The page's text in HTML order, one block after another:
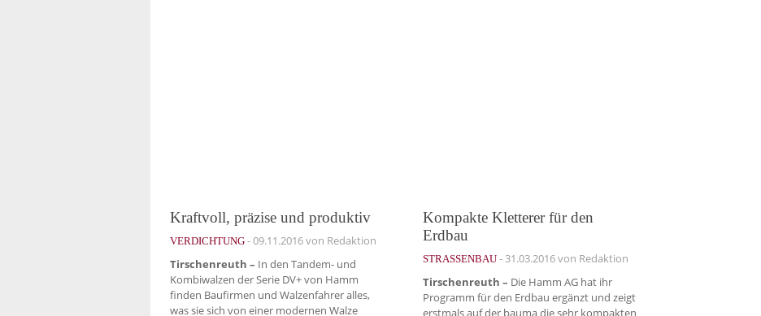
Kraftvoll, präzise und produktiv
VERDICHTUNG -09.11.2016von Redaktion
Tirschenreuth – In den Tandem- und
Kombiwalzen der Serie DV+ von Hamm
finden Baufirmen und Walzenfahrer alles,
was sie sich von einer modernen Walze
Kompakte Kletterer für den
Erdbau
STRASSENBAU - 31.03.2016von Redaktion
Tirschenreuth – Die Hamm AG hat ihr
Programm für den Erdbau ergänzt und zeigt
erstmals auf der bauma die sehr kompakten